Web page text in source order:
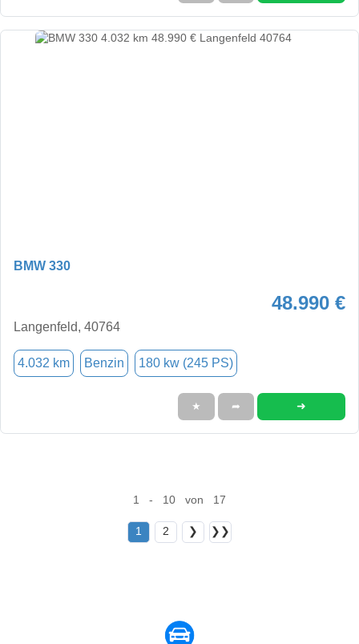
BMW 330
48.990 €
Langenfeld, 40764
4.032 km Benzin 180 kw (245 PS)
★ ➦ ➜
1 - 10 von 17
1 2 ❯ ❯❯